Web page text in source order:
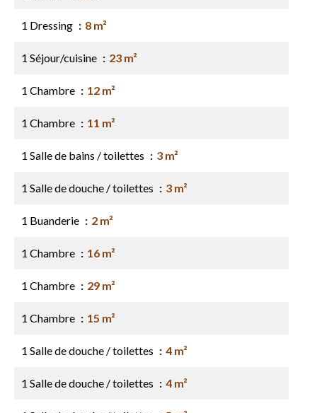
1 Dressing 8 m²
1 Séjour/cuisine 23 m²
1 Chambre 12 m²
1 Chambre 11 m²
1 Salle de bains / toilettes 3 m²
1 Salle de douche / toilettes 3 m²
1 Buanderie 2 m²
1 Chambre 16 m²
1 Chambre 29 m²
1 Chambre 15 m²
1 Salle de douche / toilettes 4 m²
1 Salle de douche / toilettes 4 m²